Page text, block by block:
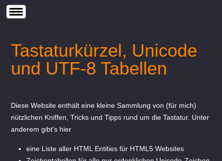
Tastaturkürzel, Unicode
und UTF-8 Tabellen
Diese Website enthält eine kleine Sammlung von (für mich)
nützlichen Kniffen, Tricks und Tipps rund um die Tastatur. Unter
anderem gibt's hier
eine Liste aller HTML Entities für HTML5 Websites